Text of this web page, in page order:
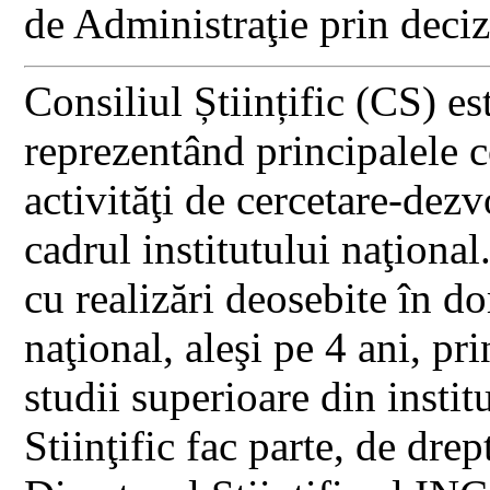
de Administraţie prin
Consiliul Științific (CS)
reprezentând principalele
activităţi de cercetare-
cadrul institutului
cu realizări deosebite în
naţional, aleşi pe 4 ani,
studii superioare din
Stiinţific fac parte, de